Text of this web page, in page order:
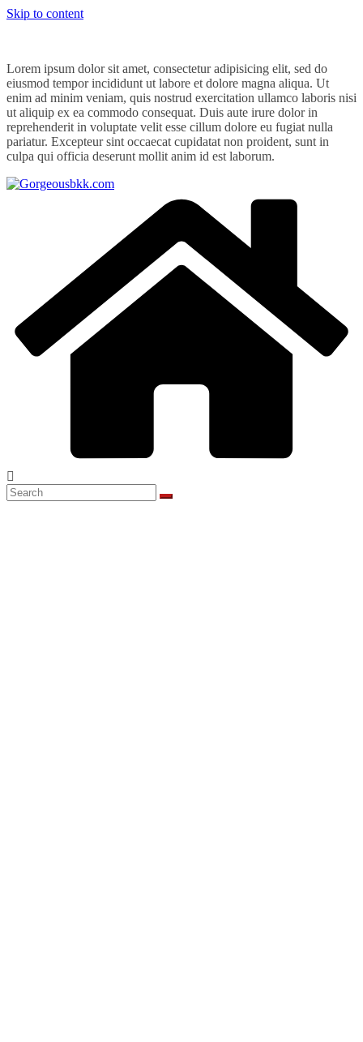
Skip to content
Lorem ipsum dolor sit amet, consectetur adipisicing elit, sed do
eiusmod tempor incididunt ut labore et dolore magna aliqua. Ut
enim ad minim veniam, quis nostrud exercitation ullamco laboris nisi
ut aliquip ex ea commodo consequat. Duis aute irure dolor in
reprehenderit in voluptate velit esse cillum dolore eu fugiat nulla
pariatur. Excepteur sint occaecat cupidatat non proident, sunt in
culpa qui officia deserunt mollit anim id est laborum.